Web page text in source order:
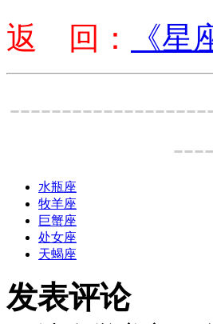
返 回：
《
水瓶座
牧羊座
巨蟹座
处女座
天蝎座
发表评论